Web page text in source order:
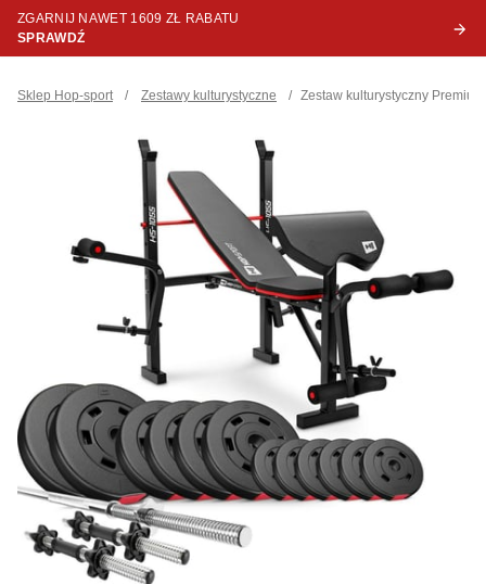
ZGARNIJ NAWET 1609 ZŁ RABATU
SPRAWDŹ
Sklep Hop-sport / Zestawy kulturystyczne / Zestaw kulturystyczny